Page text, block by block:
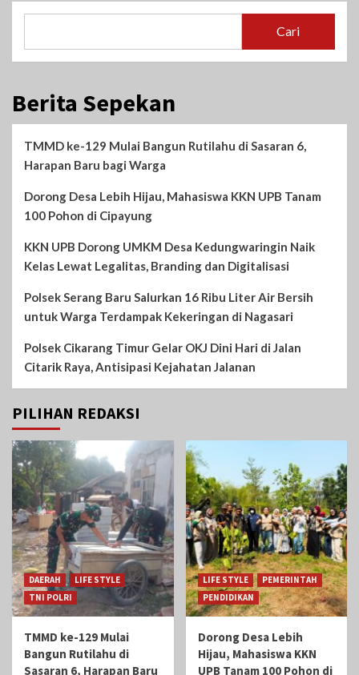
Cari
Berita Sepekan
TMMD ke-129 Mulai Bangun Rutilahu di Sasaran 6,
Harapan Baru bagi Warga
Dorong Desa Lebih Hijau, Mahasiswa KKN UPB Tanam
100 Pohon di Cipayung
KKN UPB Dorong UMKM Desa Kedungwaringin Naik
Kelas Lewat Legalitas, Branding dan Digitalisasi
Polsek Serang Baru Salurkan 16 Ribu Liter Air Bersih
untuk Warga Terdampak Kekeringan di Nagasari
Polsek Cikarang Timur Gelar OKJ Dini Hari di Jalan
Citarik Raya, Antisipasi Kejahatan Jalanan
PILIHAN REDAKSI
DAERAH
LIFE STYLE
TNI POLRI
TMMD ke-129 Mulai
Bangun Rutilahu di
Sasaran 6, Harapan Baru
LIFE STYLE
PEMERINTAH
PENDIDIKAN
Dorong Desa Lebih
Hijau, Mahasiswa KKN
UPB Tanam 100 Pohon di